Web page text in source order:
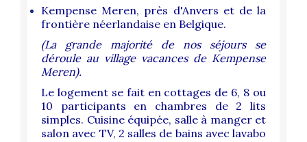
Kempense Meren, près d'Anvers et de la
frontière néerlandaise en Belgique.
(La grande majorité de nos séjours se
déroule au village vacances de Kempense
Meren).
Le logement se fait en cottages de 6, 8 ou
10 participants en chambres de 2 lits
simples. Cuisine équipée, salle à manger et
salon avec TV, 2 salles de bains avec lavabo